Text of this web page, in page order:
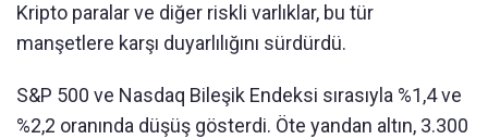
Kripto paralar ve diğer riskli varlıklar, bu tür
manşetlere karşı duyarlılığını sürdürdü.
S&P 500 ve Nasdaq Bileşik Endeksi sırasıyla %1,4 ve
%2,2 oranında düşüş gösterdi. Öte yandan altın, 3.300